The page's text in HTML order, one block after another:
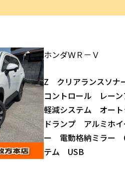
ホンダＷＲ－Ｖ
Z クリアランスソナ
コントロール レー
軽減システム オー
ドランプ アルミホ
ー 電動格納ミラー
テム USB